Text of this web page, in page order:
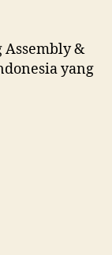
&
yang